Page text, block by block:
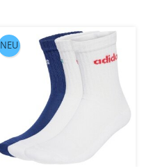
NEU